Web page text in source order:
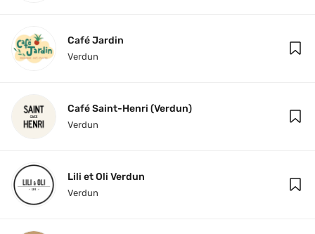
Café Jardin
Verdun
Café Saint-Henri (Verdun)
Verdun
Lili et Oli Verdun
Verdun